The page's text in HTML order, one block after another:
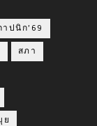
าปนิก’69
สภา
ย